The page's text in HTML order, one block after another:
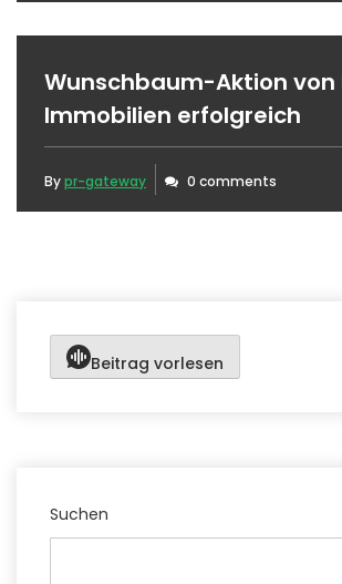
Wunschbaum-Aktion von
Immobilien erfolgreich
Bypr-gateway 0 comments
Beitrag vorlesen
Suchen